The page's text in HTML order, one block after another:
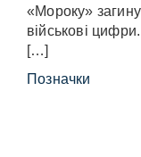
«Мороку»
військові
[…]
Позначки